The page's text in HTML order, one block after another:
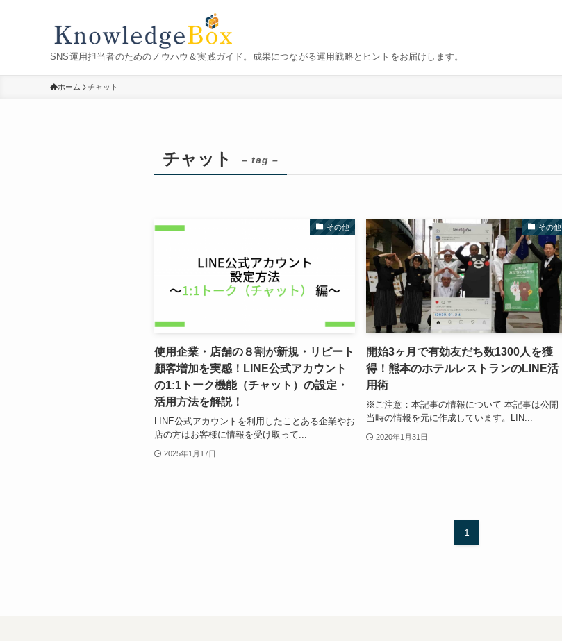
SNS運用担当者のためのノウハウ＆実践ガイド。成果につながる運用戦略とヒントをお届けします。
ホーム チャット
チャット – tag –
その他
使用企業・店舗の８割が新規・リピート
顧客増加を実感！LINE公式アカウント
の1:1トーク機能（チャット）の設定・
活用方法を解説！
LINE公式アカウントを利用したことある企業やお
店の方はお客様に情報を受け取って...
2025年1月17日
その他
開始3ヶ月で有効友だち数1300人を獲
得！熊本のホテルレストランのLINE活
用術
※ご注意：本記事の情報について 本記事は公開
当時の情報を元に作成しています。LIN...
2020年1月31日
1